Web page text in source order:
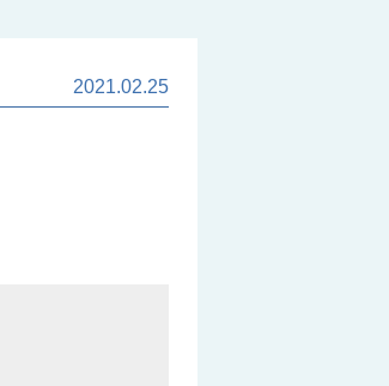
2021.02.25